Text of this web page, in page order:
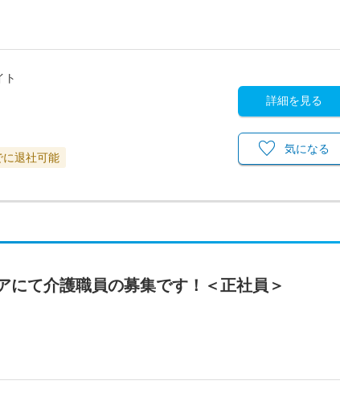
ト
に退社可能
詳細を見る
気になる
にて介護職員の募集です！＜正社員＞